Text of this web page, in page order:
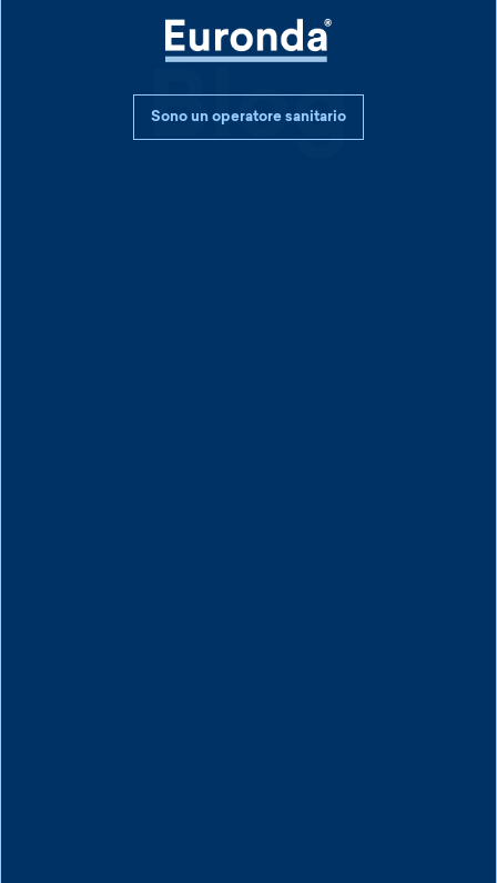
Blog
Sono un operatore sanitario